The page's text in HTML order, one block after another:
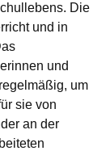
Die
und in
und
um
sie von
an der